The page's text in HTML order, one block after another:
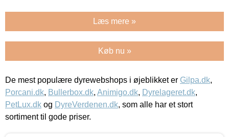
Læs mere »
Køb nu »
De mest populære dyrewebshops i øjeblikket er Gilpa.dk,
Porcani.dk, Bullerbox.dk, Animigo.dk, Dyrelageret.dk,
PetLux.dk og DyreVerdenen.dk, som alle har et stort
sortiment til gode priser.